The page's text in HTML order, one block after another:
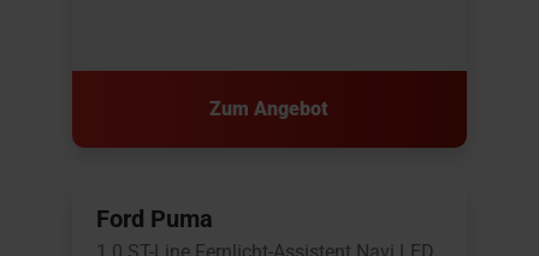
Zum Angebot
Ford Puma